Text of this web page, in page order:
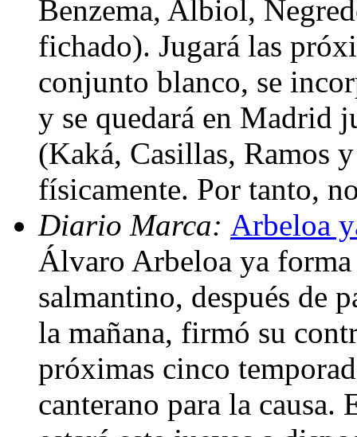
Benzema, Albiol,
fichado). Jugará las
conjunto blanco, se
y se quedará en Madrid
(Kaká, Casillas, Ramos
físicamente. Por tanto,
Diario Marca: Arbeloa
Álvaro Arbeloa ya
salmantino, después de
la mañana, firmó su
próximas cinco
canterano para la